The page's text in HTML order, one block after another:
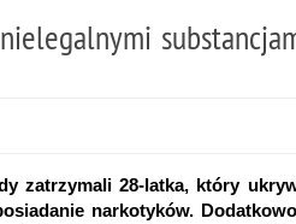
zatrzymali 28-latka, który
narkotyków.